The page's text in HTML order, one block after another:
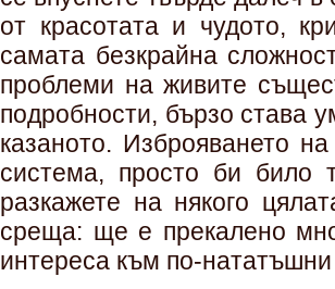
от красотата и чудото,
самата безкрайна
проблеми на живите
подробности, бързо става
казаното. Изброяването
система, просто би било
разкажете на някого
среща: ще е прекалено
интереса към по-